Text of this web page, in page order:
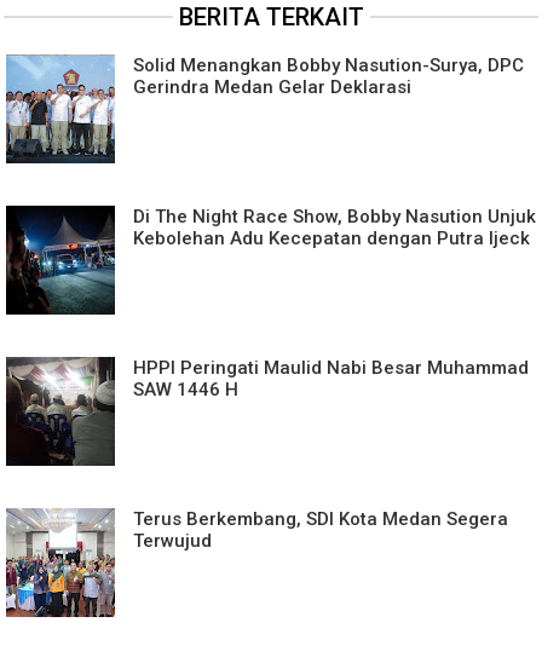
BERITA TERKAIT
Solid Menangkan Bobby Nasution-Surya, DPC
Gerindra Medan Gelar Deklarasi
Di The Night Race Show, Bobby Nasution Unjuk
Kebolehan Adu Kecepatan dengan Putra Ijeck
HPPI Peringati Maulid Nabi Besar Muhammad
SAW 1446 H
Terus Berkembang, SDI Kota Medan Segera
Terwujud